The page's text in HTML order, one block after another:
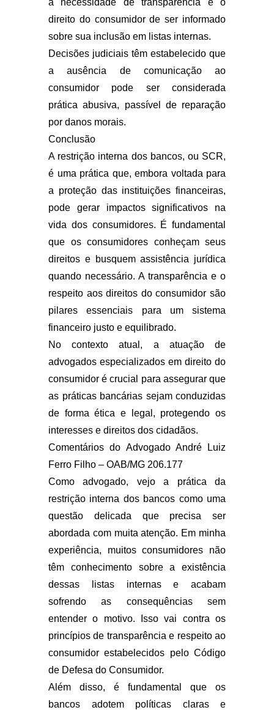
direito do consumidor de ser informado
sobre sua inclusão em listas internas.
Decisões judiciais têm estabelecido que
a ausência de comunicação ao
consumidor pode ser considerada
prática abusiva, passível de reparação
por danos morais.
Conclusão
A restrição interna dos bancos, ou SCR,
é uma prática que, embora voltada para
a proteção das instituições financeiras,
pode gerar impactos significativos na
vida dos consumidores. É fundamental
que os consumidores conheçam seus
direitos e busquem assistência jurídica
quando necessário. A transparência e o
respeito aos direitos do consumidor são
pilares essenciais para um sistema
financeiro justo e equilibrado.
No contexto atual, a atuação de
advogados especializados em direito do
consumidor é crucial para assegurar que
as práticas bancárias sejam conduzidas
de forma ética e legal, protegendo os
interesses e direitos dos cidadãos.
Comentários do Advogado André Luiz
Ferro Filho – OAB/MG 206.177
Como advogado, vejo a prática da
restrição interna dos bancos como uma
questão delicada que precisa ser
abordada com muita atenção. Em minha
experiência, muitos consumidores não
têm conhecimento sobre a existência
dessas listas internas e acabam
sofrendo as consequências sem
entender o motivo. Isso vai contra os
princípios de transparência e respeito ao
consumidor estabelecidos pelo Código
de Defesa do Consumidor.
Além disso, é fundamental que os
bancos adotem políticas claras e